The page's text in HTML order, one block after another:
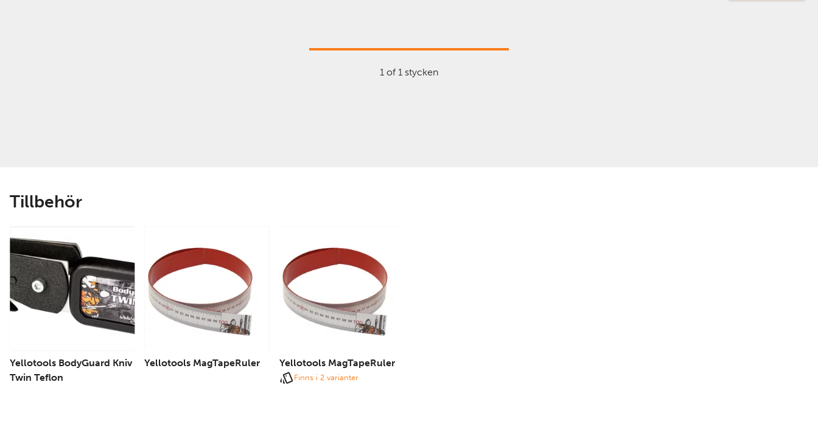
1 of 1 stycken
Tillbehör
Yellotools BodyGuard Kniv
Twin Teflon
Yellotools MagTapeRuler Yellotools MagTapeRuler
Finns i 2 varianter